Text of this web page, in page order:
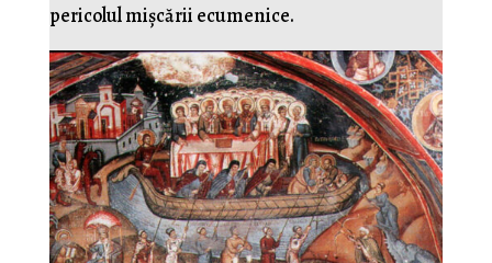
pericolul mișcării ecumenice.